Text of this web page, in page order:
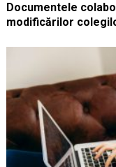
Documentele
modificărilor